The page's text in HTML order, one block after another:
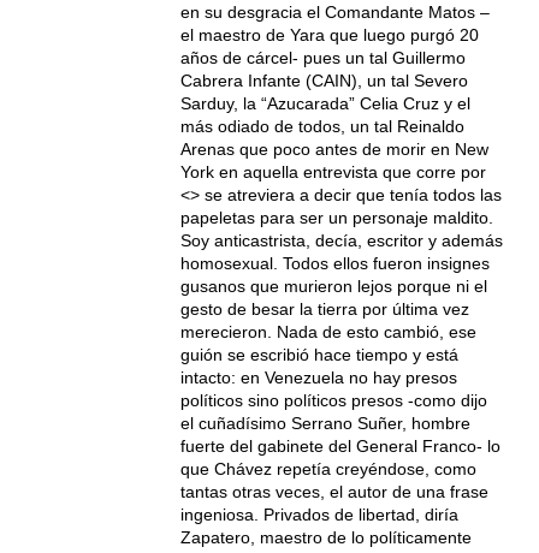
en su desgracia el Comandante Matos –
el maestro de Yara que luego purgó 20
años de cárcel- pues un tal Guillermo
Cabrera Infante (CAIN), un tal Severo
Sarduy, la “Azucarada” Celia Cruz y el
más odiado de todos, un tal Reinaldo
Arenas que poco antes de morir en New
York en aquella entrevista que corre por
<> se atreviera a decir que tenía todos las
papeletas para ser un personaje maldito.
Soy anticastrista, decía, escritor y además
homosexual. Todos ellos fueron insignes
gusanos que murieron lejos porque ni el
gesto de besar la tierra por última vez
merecieron. Nada de esto cambió, ese
guión se escribió hace tiempo y está
intacto: en Venezuela no hay presos
políticos sino políticos presos -como dijo
el cuñadísimo Serrano Suñer, hombre
fuerte del gabinete del General Franco- lo
que Chávez repetía creyéndose, como
tantas otras veces, el autor de una frase
ingeniosa. Privados de libertad, diría
Zapatero, maestro de lo políticamente